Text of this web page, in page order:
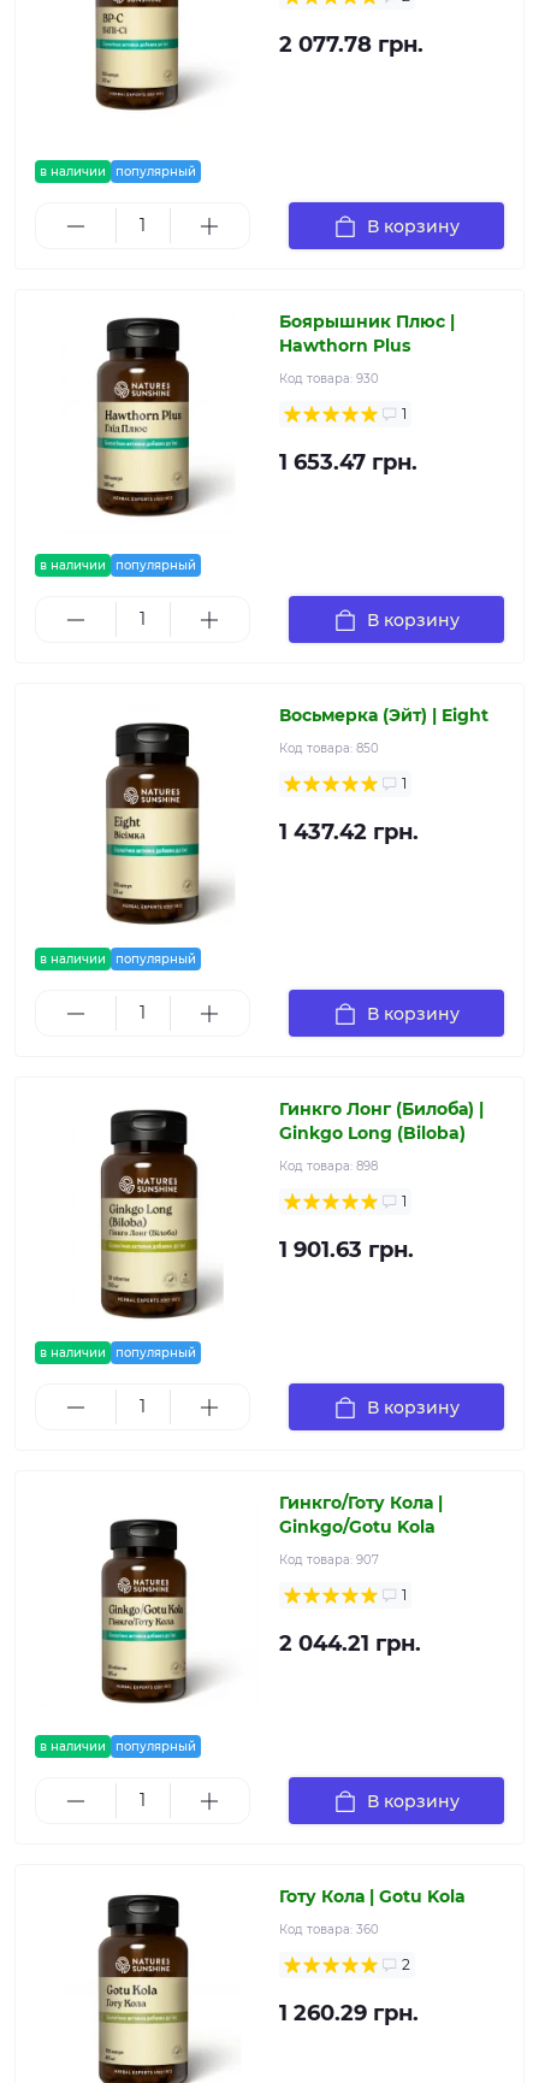
в наличии популярный
2 077.78 грн.
В корзину
в наличии популярный
Боярышник Плюс |
Hawthorn Plus
Код товара: 930
1
1 653.47 грн.
В корзину
в наличии популярный
Восьмерка (Эйт) | Eight
Код товара: 850
1
1 437.42 грн.
В корзину
в наличии популярный
Гинкго Лонг (Билоба) |
Ginkgo Long (Biloba)
Код товара: 898
1
1 901.63 грн.
В корзину
в наличии популярный
Гинкго/Готу Кола |
Ginkgo/Gotu Kola
Код товара: 907
1
2 044.21 грн.
В корзину
Готу Кола | Gotu Kola
Код товара: 360
2
1 260.29 грн.